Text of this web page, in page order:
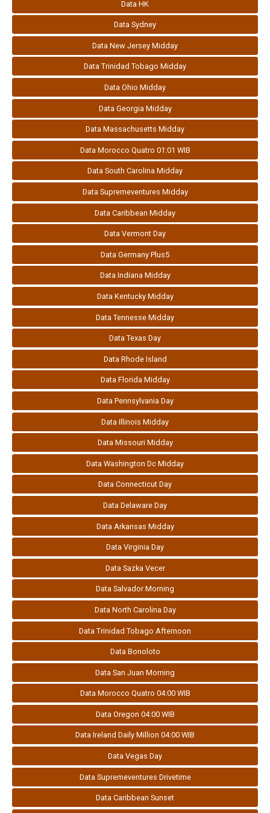
Data HK
Data Sydney
Data New Jersey Midday
Data Trinidad Tobago Midday
Data Ohio Midday
Data Georgia Midday
Data Massachusetts Midday
Data Morocco Quatro 01:01 WIB
Data South Carolina Midday
Data Supremeventures Midday
Data Caribbean Midday
Data Vermont Day
Data Germany Plus5
Data Indiana Midday
Data Kentucky Midday
Data Tennesse Midday
Data Texas Day
Data Rhode Island
Data Florida Midday
Data Pennsylvania Day
Data Illinois Midday
Data Missouri Midday
Data Washington Dc Midday
Data Connecticut Day
Data Delaware Day
Data Arkansas Midday
Data Virginia Day
Data Sazka Vecer
Data Salvador Morning
Data North Carolina Day
Data Trinidad Tobago Afternoon
Data Bonoloto
Data San Juan Morning
Data Morocco Quatro 04:00 WIB
Data Oregon 04:00 WIB
Data Ireland Daily Million 04:00 WIB
Data Vegas Day
Data Supremeventures Drivetime
Data Caribbean Sunset